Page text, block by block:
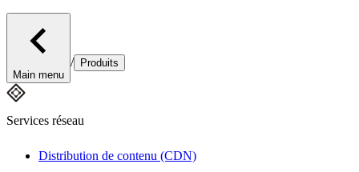
Main menu
/ Produits
Services réseau
Distribution de contenu (CDN)